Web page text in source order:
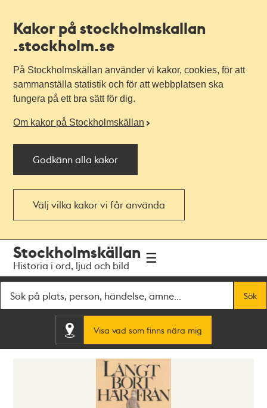
Kakor på stockholmskallan
.stockholm.se
På Stockholmskällan använder vi kakor, cookies, för att
sammanställa statistik och för att webbplatsen ska
fungera på ett bra sätt för dig.
Om kakor på Stockholmskällan
Godkänn alla kakor
Välj vilka kakor vi får använda
navigationen
huvudinnehållet
Stockholmskällan
Historia i ord, ljud och bild
Sök
Visa vad som finns nära mig